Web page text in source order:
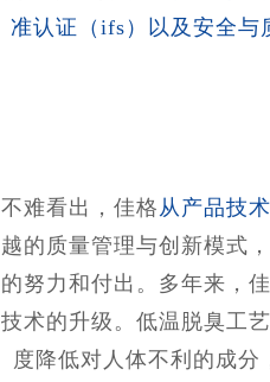
准认证（ifs）以及安全与
不难看出，佳格从产品技
越的质量管理与创新模式
的努力和付出。多年来，
技术的升级。低温脱臭工
度降低对人体不利的成分